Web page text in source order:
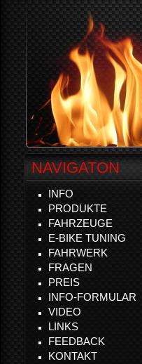
NAVIGATON
INFO
PRODUKTE
FAHRZEUGE
E-BIKE TUNING
FAHRWERK
FRAGEN
PREIS
INFO-FORMULAR
VIDEO
LINKS
FEEDBACK
KONTAKT